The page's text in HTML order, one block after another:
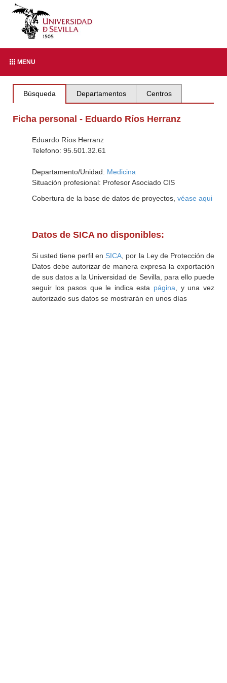
MENU
Búsqueda Departamentos Centros
Ficha personal - Eduardo Ríos Herranz
Eduardo Ríos Herranz
Telefono: 95.501.32.61
Departamento/Unidad: Medicina
Situación profesional: Profesor Asociado CIS
Cobertura de la base de datos de proyectos, véase aqui
Datos de SICA no disponibles:
Si usted tiene perfil en SICA , por la Ley de Protección de
Datos debe autorizar de manera expresa la exportación
de sus datos a la Universidad de Sevilla, para ello puede
seguir los pasos que le indica esta página , y una vez
autorizado sus datos se mostrarán en unos días